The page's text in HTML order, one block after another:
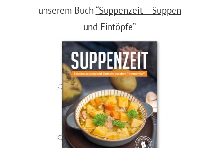
unserem Buch “Suppenzeit – Suppen
und Eintöpfe”